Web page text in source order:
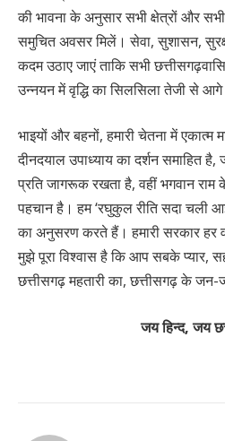
की भावना के अनुसार सभी क्षेत्रों और
समुचित अवसर मिलें। सेवा, सुशासन,
कदम उठाए जाएं ताकि सभी
उन्नयन में वृद्धि का सिलसिला तेजी से
भाइयों और बहनों, हमारी चेतना में एकात्म
दीनदयाल उपाध्याय का दर्शन समाहित है,
प्रति जागरूक रखता है, वहीं भगवान राम
पहचान है। हम ‘रघुकुल रीति सदा चली
का अनुसरण करते हैं। हमारी सरकार हर
मुझे पूरा विश्वास है कि आप सबके प्यार,
छत्तीसगढ़ महतारी का, छत्तीसगढ़ के
जय हिन्द, जय